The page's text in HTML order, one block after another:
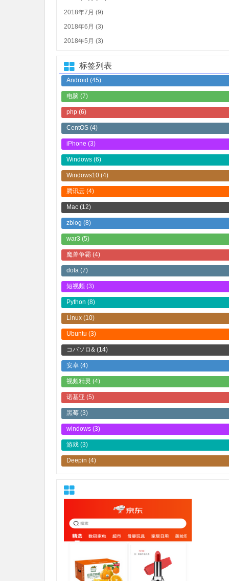
2018年7月 (9)
2018年6月 (3)
2018年5月 (3)
标签列表
Android (45)
电脑 (7)
php (6)
CentOS (4)
iPhone (3)
Windows (6)
Windows10 (4)
腾讯云 (4)
Mac (12)
zblog (8)
war3 (5)
魔兽争霸 (4)
dota (7)
短视频 (3)
Python (8)
Linux (10)
Ubuntu (3)
コバソロ& (14)
安卓 (4)
视频精灵 (4)
诺基亚 (5)
黑莓 (3)
windows (3)
游戏 (3)
Deepin (4)